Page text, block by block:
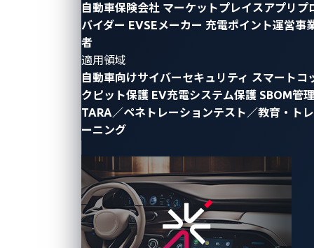
自動車保険会社 マーケットプレイスアプリプ
バイダー EVSEメーカー 充電ポイント運営事
者
適用領域
自動車向けサイバーセキュリティ スマートコ
クピット保護 EV充電システム保護 SBOM管理
TARA／ペネトレーションテスト／教育・トレ
ーニング
いった主要パートナーと連携し、自動車サイバーセキ
ュリティ業界をリードするソリューションを披露しま
は自動車セキュリティの向上と自動車エコシス
テムの脆弱性への対応に注力し、Pwn2Own
や Automotive CTF
といった画期的なセキ
ュリティコンテストを牽引することにより、セキュリ
ティ研究者や自動車関係者と共により安全なスマート
モビリティへの道を切り開いています。
2024において、VicOneは主要な業界パー
トナーと共に、自動車のセキュリティ強化に向けた積